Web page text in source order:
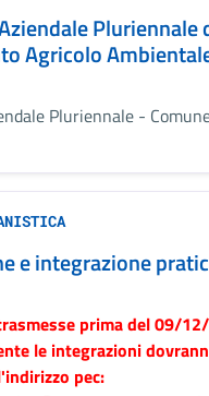
Pluriennale
Agricolo
Pluriennale -
e integrazione
prima del 09/
le integrazioni
pec: